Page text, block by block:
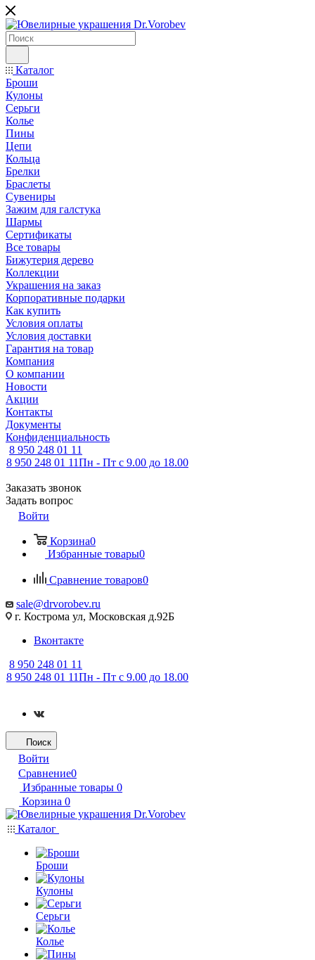
Каталог
Броши
Кулоны
Серьги
Колье
Пины
Цепи
Кольца
Брелки
Браслеты
Сувениры
Зажим для галстука
Шармы
Сертификаты
Все товары
Бижутерия дерево
Коллекции
Украшения на заказ
Корпоративные подарки
Как купить
Условия оплаты
Условия доставки
Гарантия на товар
Компания
О компании
Новости
Акции
Контакты
Документы
Конфиденциальность
8 950 248 01 11
8 950 248 01 11Пн - Пт с 9.00 до 18.00
Заказать звонок
Задать вопрос
Войти
Корзина0
Избранные товары0
Сравнение товаров0
sale@drvorobev.ru
г. Кострома ул, Московская д.92Б
Вконтакте
8 950 248 01 11
8 950 248 01 11Пн - Пт с 9.00 до 18.00
Поиск
Войти
Сравнение0
Избранные товары 0
Корзина 0
Каталог
Броши
Кулоны
Серьги
Колье